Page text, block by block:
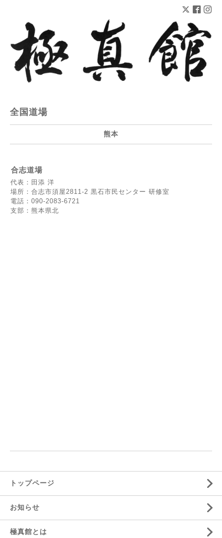
全国道場
熊本
合志道場
代表：田添 洋
場所：合志市須屋2811-2 黒石市民センター 研修室
電話：090-2083-6721
支部：熊本県北
トップページ
お知らせ
極真館とは